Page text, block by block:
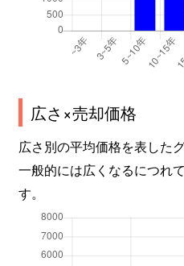
広さ×売却価格
広さ別の平均価格を表した
一般的には広くなるにつれ
す。